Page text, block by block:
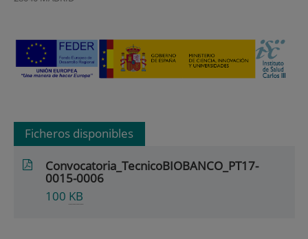
Ficheros disponibles
Convocatoria_TecnicoBIOBANCO_PT17-
0015-0006
100 KB